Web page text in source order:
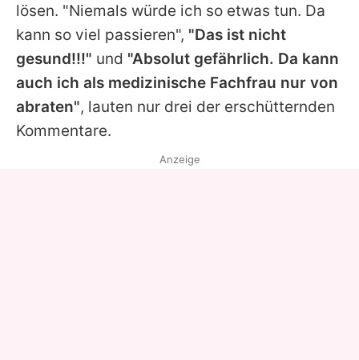
lösen. "Niemals würde ich so etwas tun. Da
kann so viel passieren", "Das ist nicht
gesund!!!" und "Absolut gefährlich. Da kann
auch ich als medizinische Fachfrau nur von
abraten", lauten nur drei der erschütternden
Kommentare.
Anzeige